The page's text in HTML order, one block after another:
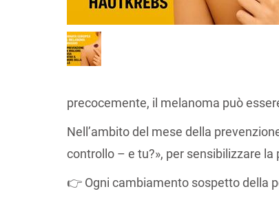
precocemente, il melanoma può
Nell’ambito del mese della
controllo – e tu?», per sensibilizzare
👉 Ogni cambiamento sospetto della